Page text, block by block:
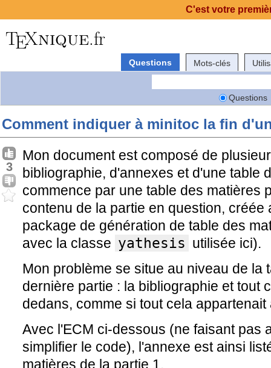
Questions Mots-clés
Questions
Comment indiquer à minitoc la fin
3
Mon document est composé de
bibliographie, d'annexes et d'une table
commence par une table des matières
contenu de la partie en question,
package de génération de table des
avec la classe yathesis utilisée ici).
Mon problème se situe au niveau de la
dernière partie : la bibliographie et tout
dedans, comme si tout cela appartenait
Avec l'ECM ci-dessous (ne faisant pas
simplifier le code), l'annexe est ainsi
matières de la partie 1.
C'est votre